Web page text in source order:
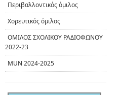
Περιβαλλοντικός όμιλος
Χορευτικός όμιλος
ΟΜΙΛΟΣ ΣΧΟΛΙΚΟΥ ΡΑΔΙΟΦΩΝΟΥ
2022-23
MUN 2024-2025